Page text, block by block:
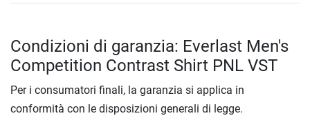
Condizioni di garanzia: Everlast Men's
Competition Contrast Shirt PNL VST
Per i consumatori finali, la garanzia si applica in
conformità con le disposizioni generali di legge.